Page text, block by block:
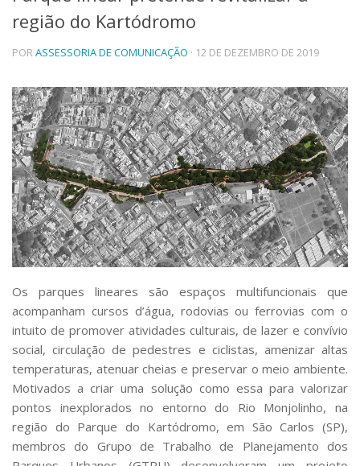
Telefones e Mapas
Pessoas
Ensino
Pós-Graduação
Educação a distância
Cursos de Extensão
Pesquisa e Inovação
Linhas de Pesquisa
Centros, Núcleos e Projetos em Rede
Pós-doutorado
Iniciação Científica
Transferência de Tecnologia
Empresas Juniores
Extensão à Comunidade
Projetos, Programas e Cursos
Artes, Cultura e Esportes
Museus e Espaços Interativos
Serviços
Bibliotecas
Apoio ao Estudante
Segurança, Trânsito e Prevenção
RH, Administrativo e Financeiro
Outros serviços
região do Kartódromo
PORASSESSORIA DE COMUNICAÇÃO · 12 DE DEZEMBRO DE 2019
Os parques lineares são espaços multifuncionais que
acompanham cursos d’água, rodovias ou ferrovias com o
intuito de promover atividades culturais, de lazer e convívio
social, circulação de pedestres e ciclistas, amenizar altas
temperaturas, atenuar cheias e preservar o meio ambiente.
Motivados a criar uma solução como essa para valorizar
pontos inexplorados no entorno do Rio Monjolinho, na
região do Parque do Kartódromo, em São Carlos (SP),
membros do Grupo de Trabalho de Planejamento dos